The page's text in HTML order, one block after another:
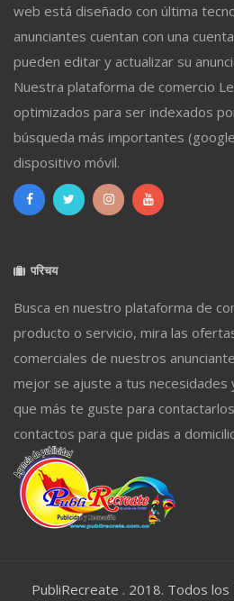
web está diseñado con última
anunciantes cuentan con una
pueden editar y actualizar su
Nuestra plataforma de comercio
optimizados para ser indexados
búsqueda más importantes
dispositivo móvil.
परिचय
Busca en nuestro plataforma de
producto o servicio, mira las
comerciales de nuestros
mejor se ajuste a tus necesidades
que más te guste para
contactos para que pidas a
PubliRecreate . 2018. Todos